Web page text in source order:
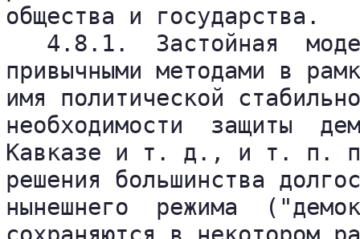
общества и государства.
4.8.1.  Застойная
привычными методами в
имя политической
необходимости  защиты
Кавказе и т. д., и т. п.
решения большинства
нынешнего  режима